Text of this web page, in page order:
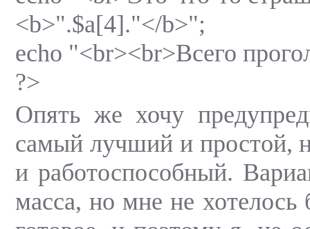
<b>".$a[4]."</b>";
echo "<br><br>Всего
?>
Опять же хочу
самый лучший и простой,
и работоспособный.
масса, но мне не хотелось